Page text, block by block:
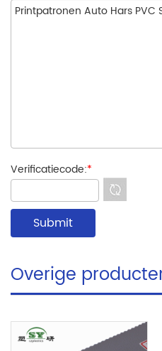
Verificatiecode:*
Overige